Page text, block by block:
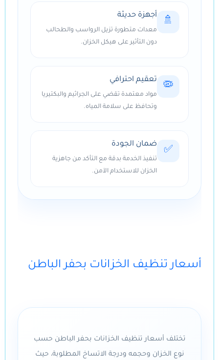
🚿
أجهزة حديثة
معدات متطورة تزيل الرواسب والطحالب
دون التأثير على هيكل الخزان.
🦠
تعقيم احترافي
مواد معتمدة تقضي على الجراثيم والبكتيريا
وتحافظ على سلامة المياه.
✅
ضمان الجودة
تنفيذ الخدمة بدقة مع التأكد من جاهزية
الخزان للاستخدام الآمن.
أسعار تنظيف الخزانات بحفر الباطن
تختلف أسعار تنظيف الخزانات بحفر الباطن حسب
نوع الخزان وحجمه ودرجة الاتساخ المطلوبة، حيث